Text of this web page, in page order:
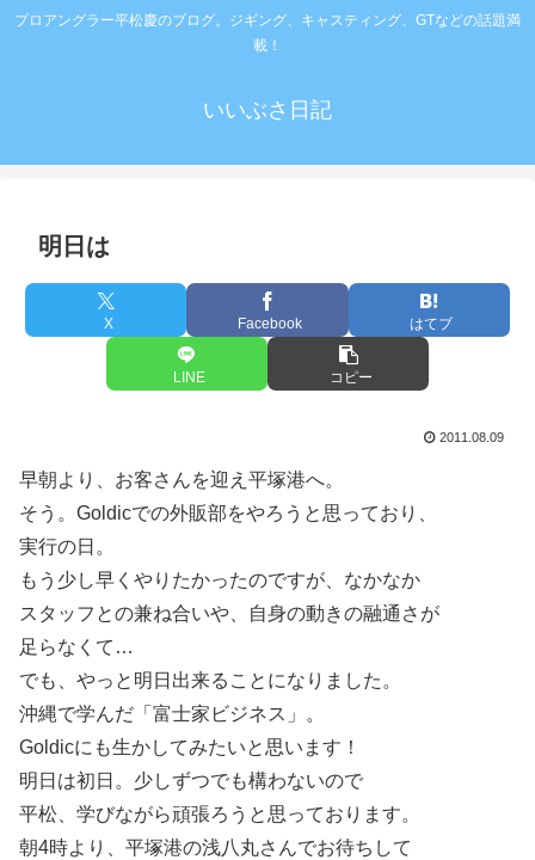
プロアングラー平松慶のブログ。ジギング、キャスティング、GTなどの話題満
載！
いいぶさ日記
明日は
X Facebook はてブ
LINE コピー
2011.08.09
早朝より、お客さんを迎え平塚港へ。
そう。Goldicでの外販部をやろうと思っており、
実行の日。
もう少し早くやりたかったのですが、なかなか
スタッフとの兼ね合いや、自身の動きの融通さが
足らなくて…
でも、やっと明日出来ることになりました。
沖縄で学んだ「富士家ビジネス」。
Goldicにも生かしてみたいと思います！
明日は初日。少しずつでも構わないので
平松、学びながら頑張ろうと思っております。
朝4時より、平塚港の浅八丸さんでお待ちして